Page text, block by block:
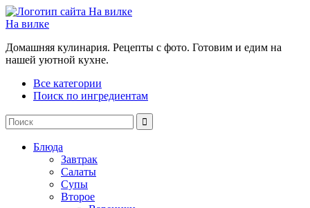
На вилке
Домашняя кулинария. Рецепты с фото. Готовим и едим на
нашей уютной кухне.
Все категории
Поиск по ингредиентам
Блюда
Завтрак
Салаты
Супы
Второе